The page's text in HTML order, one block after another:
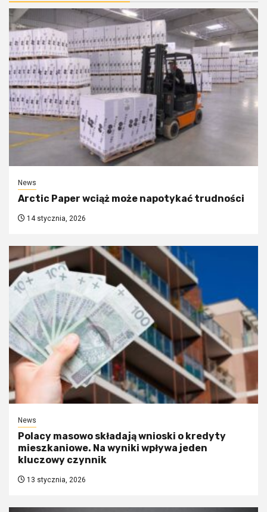
News
Arctic Paper wciąż może napotykać trudności
14 stycznia, 2026
News
Polacy masowo składają wnioski o kredyty
mieszkaniowe. Na wyniki wpływa jeden
kluczowy czynnik
13 stycznia, 2026